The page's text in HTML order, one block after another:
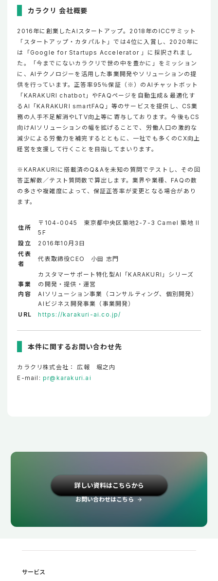
カラクリ 会社概要
2016年に創業したAIスタートアップ。2018年のICCサミット
「スタートアップ・カタパルト」では4位に入賞し、2020年に
は「Google for Startups Accelerator 」に採択されまし
た。「今までにないカラクリで世の中を豊かに」をミッション
に、AIテクノロジーを活用した事業開発やソリューションの提
供を行っています。正答率95％保証（※）のAIチャットボット
「KARAKURI chatbot」やFAQページを自動生成＆最適化す
るAI「KARAKURI smartFAQ」等のサービスを提供し、CS業
務の人手不足解消やLTV向上等に寄与しております。今後もCS
向けAIソリューションの幅を拡げることで、労働人口の激的な
減少による労働力を補完するとともに、一社でも多くのCX向上
経営を支援して行くことを目指してまいります。
※KARAKURIに搭載済のQ&Aを未知の質問でテストし、その回
答正解数／テスト質問数で算出します。業界や業種、FAQの数
の多さや複雑度によって、保証正答率が変更となる場合があり
ます。
住所
〒104-0045 東京都中央区築地2-7-3 Camel 築地 II
5F
設立
2016年10月3日
代表
者
代表取締役CEO 小田 志門
事業
内容
カスタマーサポート特化型AI「KARAKURI」シリーズ
の開発・提供・運営
AIソリューション事業（コンサルティング、個別開発）
AIビジネス開発事業（事業開発）
URL
https://karakuri-ai.co.jp/
本件に関するお問い合わせ先
カラクリ株式会社： 広報 堀之内
E-mail:pr@karakuri.ai
詳しい資料はこちらから
お問い合わせはこちら arrow_forward
サービス